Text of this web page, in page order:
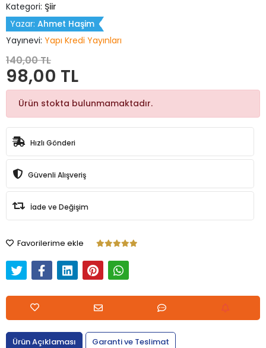
Kategori: Şiir
Yazar: Ahmet Haşim
Yayınevi: Yapı Kredi Yayınları
140,00 TL
98,00 TL
Ürün stokta bulunmamaktadır.
Hızlı Gönderi
Güvenli Alışveriş
İade ve Değişim
Favorilerime ekle
Ürün Açıklaması
Garanti ve Teslimat